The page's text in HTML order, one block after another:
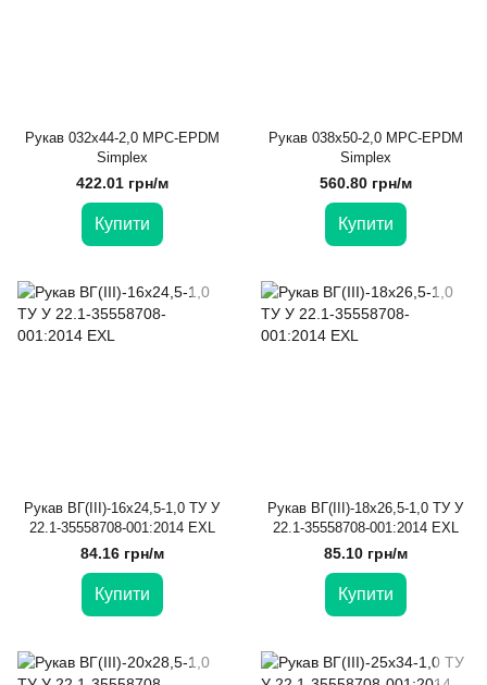
Рукав 032х44-2,0 MPC-EPDM
Simplex
422.01 грн/м
Купити
Рукав 038х50-2,0 MPC-EPDM
Simplex
560.80 грн/м
Купити
Рукав ВГ(III)-16х24,5-1,0 ТУ У
22.1-35558708-001:2014 EXL
84.16 грн/м
Купити
Рукав ВГ(III)-18х26,5-1,0 ТУ У
22.1-35558708-001:2014 EXL
85.10 грн/м
Купити